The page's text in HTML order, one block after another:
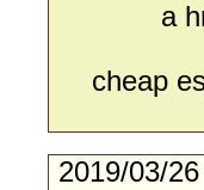
<a
cheap
- מאת:‏ t4c9i8c1*. ‏ נשלח בתאריך ‏26/‏03/‏2019